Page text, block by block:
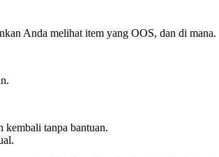
Anda melihat item yang OOS, dan di mana.
tanpa bantuan.